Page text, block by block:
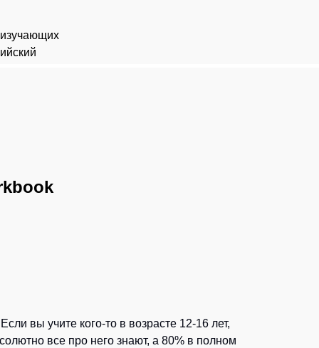
вы учите кого-то в возрасте 12-16 лет,
все про него знают, а 80% в полном